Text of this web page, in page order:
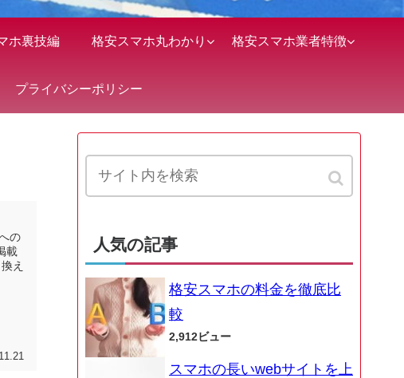
ホ裏技編 格安スマホ丸わかり 格安スマホ業者特徴
プライバシーポリシー
の
載
え
人気の記事
格安スマホの料金を徹底比
較
2,912ビュー
スマホの長いwebサイトを上